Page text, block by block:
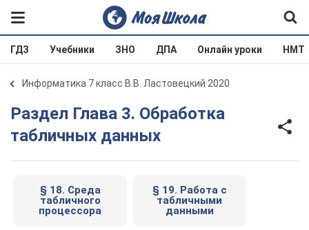
ГДЗ Учебники ЗНО ДПА Онлайн уроки НМТ
Информатика 7 класс В.В. Ластовецкий 2020
Раздел Глава 3. Обработка
табличных данных
§ 18. Среда
табличного
процессора
§ 19. Работа с
табличными
данными